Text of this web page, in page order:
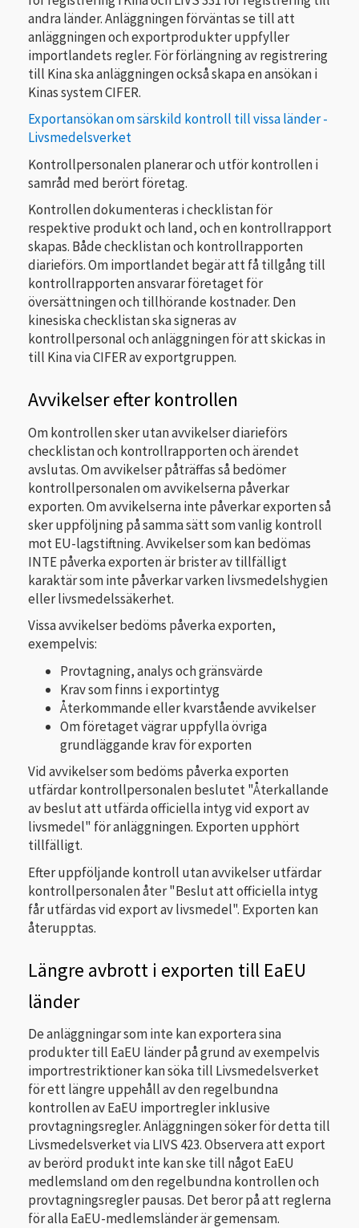
andra länder. Anläggningen förväntas se till att
anläggningen och exportprodukter uppfyller
importlandets regler. För förlängning av registrering
till Kina ska anläggningen också skapa en ansökan i
Kinas system CIFER.
Exportansökan om särskild kontroll till vissa länder -
Livsmedelsverket
Kontrollpersonalen planerar och utför kontrollen i
samråd med berört företag.
Kontrollen dokumenteras i checklistan för
respektive produkt och land, och en kontrollrapport
skapas. Både checklistan och kontrollrapporten
diarieförs. Om importlandet begär att få tillgång till
kontrollrapporten ansvarar företaget för
översättningen och tillhörande kostnader. Den
kinesiska checklistan ska signeras av
kontrollpersonal och anläggningen för att skickas in
till Kina via CIFER av exportgruppen.
Avvikelser efter kontrollen
Om kontrollen sker utan avvikelser diarieförs
checklistan och kontrollrapporten och ärendet
avslutas. Om avvikelser påträffas så bedömer
kontrollpersonalen om avvikelserna påverkar
exporten. Om avvikelserna inte påverkar exporten så
sker uppföljning på samma sätt som vanlig kontroll
mot EU-lagstiftning. Avvikelser som kan bedömas
INTE påverka exporten är brister av tillfälligt
karaktär som inte påverkar varken livsmedelshygien
eller livsmedelssäkerhet.
Vissa avvikelser bedöms påverka exporten,
exempelvis:
Provtagning, analys och gränsvärde
Krav som finns i exportintyg
Återkommande eller kvarstående avvikelser
Om företaget vägrar uppfylla övriga
grundläggande krav för exporten
Vid avvikelser som bedöms påverka exporten
utfärdar kontrollpersonalen beslutet "Återkallande
av beslut att utfärda officiella intyg vid export av
livsmedel" för anläggningen. Exporten upphört
tillfälligt.
Efter uppföljande kontroll utan avvikelser utfärdar
kontrollpersonalen åter "Beslut att officiella intyg
får utfärdas vid export av livsmedel". Exporten kan
återupptas.
Längre avbrott i exporten till EaEU
länder
De anläggningar som inte kan exportera sina
produkter till EaEU länder på grund av exempelvis
importrestriktioner kan söka till Livsmedelsverket
för ett längre uppehåll av den regelbundna
kontrollen av EaEU importregler inklusive
provtagningsregler. Anläggningen söker för detta till
Livsmedelsverket via LIVS 423. Observera att export
av berörd produkt inte kan ske till något EaEU
medlemsland om den regelbundna kontrollen och
provtagningsregler pausas. Det beror på att reglerna
för alla EaEU-medlemsländer är gemensam.